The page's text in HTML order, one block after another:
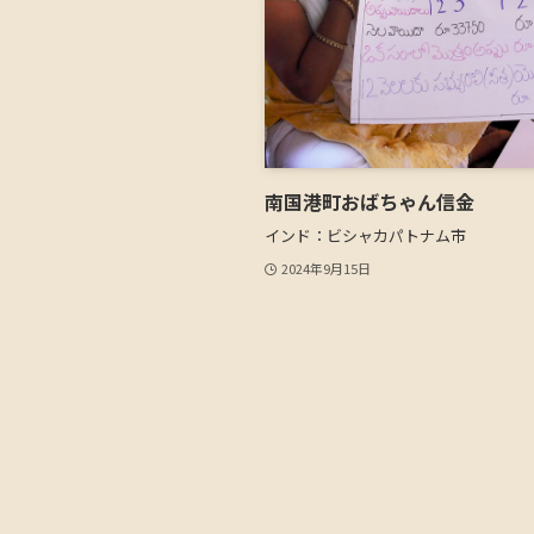
南国港町おばちゃん信金
インド：ビシャカパトナム市
2024年9月15日